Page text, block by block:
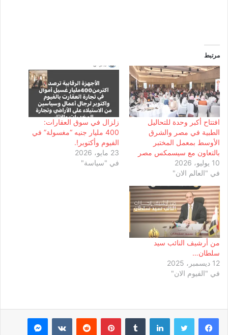
مرتبط
افتتاح أكبر وحدة للتحاليل
الطبية في مصر والشرق
الأوسط بمعمل المختبر
بالتعاون مع سيسمكس مصر
10 يوليو، 2026
في "العالم الان"
زلزال في سوق العقارات:
400 مليار جنيه “مغسولة” في
الفيوم وأكتوبر!.
23 مايو، 2026
في "سياسة"
من أرشيف النائب سيد
سلطان…
12 ديسمبر، 2025
في "الفيوم الان"
لينكدإن بينتيريست ماسنجر